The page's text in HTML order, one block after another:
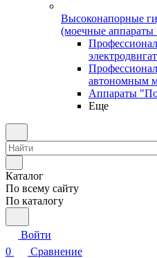
Высоконапорные
(моечные аппараты
автономным
Аппараты
Еще
Каталог
По всему сайту
По каталогу
Войти
0
Сравнение